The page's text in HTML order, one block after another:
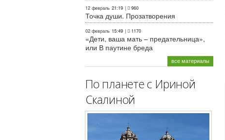
12 февраль 21:19 | 960
Точка души. Прозатворения
02 февраль 15:49 | 1170
«Дети, ваша мать – предательница»,
или В паутине бреда
все материалы
По планете с Ириной
Скалиной